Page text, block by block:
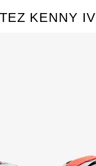
KENNY IV